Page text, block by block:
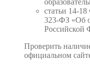
статьи 14-
323-ФЗ «Об
Российской
Проверить
официальном